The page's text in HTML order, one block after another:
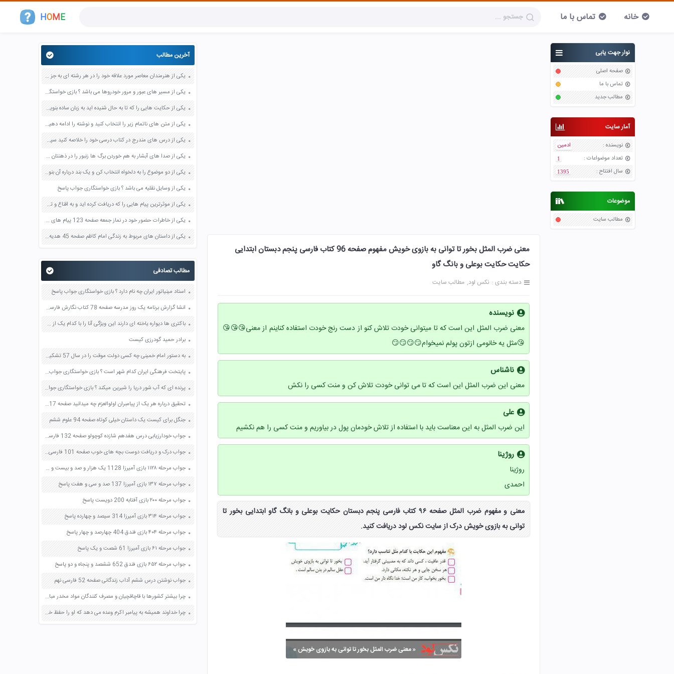
HOME خانه تماس با ما
نوار جهت یابی
صفحه اصلی
تماس با ما
مطالب جدید
آمار سایت
نویسنده :
ادمین
تعداد موضواعات :
1
سال افتتاح :
1395
موضوعات
مطالب سایت
معنی ضرب المثل بخور تا توانی به بازوی خویش مفهوم صفحه 96 کتاب فارسی پنجم دبستان ابتدایی
حکایت حکایت بوعلی و بانگ گاو
دسته بندی : نکس لود مطالب سایت
نویسنده
معنی ضرب المثل این است که تا میتوانی خودت تلاش کنو از دست رنج خودت استفاده کناینم از معنی😘😘😘
😘مثل یه خانومی ازتون پولم نمیخوام😏😏😏😏
ناشناس
معنی این ضرب المثل این است که تا می توانی خودت تلاش کن و منت کسی را نکش
علی
این ضرب المثل به این معناست باید با استفاده از تلاش خودمان پول در بیاوریم و منت کسی را هم نکشیم
روژینا
روژینا
احمدی
معنی و مفهوم ضرب المثل صفحه ۹۶ کتاب فارسی پنجم دبستان حکایت بوعلی و بانگ گاو ابتدایی بخور تا
توانی به بازوی خویش درک از سایت نکس لود دریافت کنید.
آخرین مطالب
یکی از هنرمندان معاصر مورد علاقه خود را در هر رشته ای به جز عکاسی صفحه 69 فرهنگ و هنر نهم
یکی از مسیر های عبور و مرور خودروها می باشد ؟ بازی خواستگاری جواب پاسخ
یکی از حکایت هایی را که تا به حال شنیده اید به زبان ساده بنویسید صفحه 97 نگارش ششم دبستان
یکی از متن های ناتمام زیر را انتخاب کنید و نوشته را ادامه دهید صفحه 73 و 74 کتاب نگارش فارسی پنجم دبستان
یکی از درس های مندرج در کتاب درسی خود را خلاصه کنید سپس متن خلاصه شده را با بهره گیری از روش های دسته بندی نمودار جدول نقشه مفهومی نشان دهید صفحه 118 نگارش یازدهم
یکی از صدا های آبشار به هم خوردن برگ ها زنبور را در ذهنتان مجسم کنید و درباره آن یک بند بنویسید صفحه 11 نگارش پنجم
یکی از دو موضوع را به دلخواه انتخاب کن و یک بند درباره آن بنویس صفحه 35 کتاب نگارش فارسی سوم
یکی از وسایل نقلیه می باشد ؟ بازی خواستگاری جواب پاسخ
یکی از موثرترین پیام هایی را که دریافت کرده اید و به اقناع و تغییری جدی در شما منجر شده است برسی کنید و علت این تاثیر گذاری قابل توجه را بنویسید صفحه 52 تفکر و سواد رسانه ای دهم
یکی از خاطرات حضور خود در نماز جمعه صفحه 123 پیام های آسمان هفتم
یکی از داستان های مربوط به زندگی امام کاظم صفحه 45 هدیه های آسمان چهارم
مطالب تصادفی
استاد مینیاتور ایران چه نام دارد ؟ بازی خواستگاری جواب پاسخ
انشا گزارش برنامه یک روز مدرسه صفحه 78 کتاب نگارش فارسی پنجم دبستان
باکتری ها دیواره یاخته ای دارند این ویژگی آنا را با کدام یک از سلسله های جانداری شبیه می کند صفحه 118 علوم نهم
برادر حمید گودرزی کیست
به دستور امام خمینی چه کسی دولت موقت را در سال 57 تشکیل داد
پایتخت فرهنگی ایران کدام شهر است ؟ بازی خواستگاری جواب پاسخ
پرنده ای که آب شور دریا را شیرین میکند ؟ بازی خواستگاری جواب پاسخ
تحقیق درباره هر یک از پیامبران اولوالعزم چه میدانید صفحه 17 هدیه های آسمان ششم
جنگل برای کیست یک داستان خیلی کوتاه صفحه 94 علوم ششم
جواب خودارزیابی درس هفدهم شازده کوچولو صفحه 132 فارسی نهم
جواب درک و دریافت دوست بچه های خوب صفحه 101 فارسی چهارم
جواب مرحله ۱۱۲۸ بازی آمیرزا 1128 یک هزار و صد و بیست و هشت پاسخ
جواب مرحله ۱۳۷ بازی آمیرزا 137 صد و سی و هفت پاسخ
جواب مرحله ۲۰۰ بازی آفتابه 200 دویست پاسخ
جواب مرحله ۳۱۴ بازی آمیرزا 314 سیصد و چهارده پاسخ
جواب مرحله ۴۰۴ بازی فندق 404 چهارصد و چهار پاسخ
جواب مرحله ۶۱ بازی آمیرزا 61 شصت و یک پاسخ
جواب مرحله ۶۵۲ بازی فندق 652 ششصد و پنجاه و دو پاسخ
جواب نوشتن درس ششم آداب زندگانی صفحه 52 فارسی نهم
چرا بیشتر کشورها با قاچاقچیان و مصرف کنندگان مواد مخدر مبارزه می کنند صفحه 29 مطالعات اجتماعی هشتم
چرا خداوند همیشه به پیامبر اکرم وعده می دهد که او را حفظ خواهد کرد صفحه 68 دین و زندگی یازدهم